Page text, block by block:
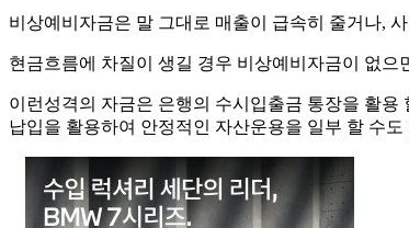
비상예비자금은 말 그대로 매출이 급속히 줄거나,
현금흐름에 차질이 생길 경우 비상예비자금이 없
이런성격의 자금은 은행의 수시입출금 통장을 활
납입을 활용하여 안정적인 자산운용을 일부 할 수도